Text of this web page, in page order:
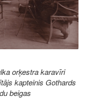
orķestra karavīri
kapteinis Gothards
beigas